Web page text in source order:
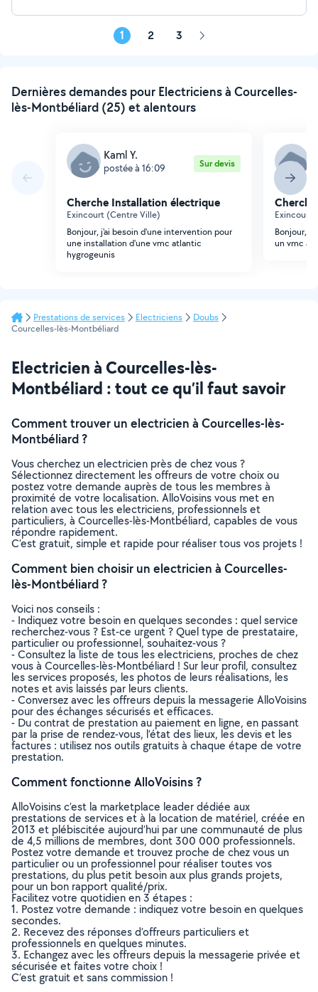
1 2 3 Page
Dernières demandes pour Electriciens à Courcelles-
lès-Montbéliard (25) et alentours
Kaml Y.
postée à 16:09 Sur devis
Cherche Installation électrique
Exincourt (Centre Ville)
Bonjour, j'ai besoin d'une intervention pour
une installation d'une vmc atlantic
hygrogeunis
Exincourt
Bonjour,
un vmc
Prestations de services Electriciens
Doubs
Courcelles-lès-Montbéliard
Electricien à Courcelles-lès-
Montbéliard : tout ce qu’il faut savoir
Comment trouver un electricien à Courcelles-lès-
Montbéliard ?
Vous cherchez un electricien près de chez vous ?
Sélectionnez directement les offreurs de votre choix ou
postez votre demande auprès de tous les membres à
proximité de votre localisation. AlloVoisins vous met en
relation avec tous les electriciens, professionnels et
particuliers, à Courcelles-lès-Montbéliard, capables de vous
répondre rapidement.
C’est gratuit, simple et rapide pour réaliser tous vos projets !
Comment bien choisir un electricien à Courcelles-
lès-Montbéliard ?
Voici nos conseils :
- Indiquez votre besoin en quelques secondes : quel service
recherchez-vous ? Est-ce urgent ? Quel type de prestataire,
particulier ou professionnel, souhaitez-vous ?
- Consultez la liste de tous les electriciens, proches de chez
vous à Courcelles-lès-Montbéliard ! Sur leur profil, consultez
les services proposés, les photos de leurs réalisations, les
notes et avis laissés par leurs clients.
- Conversez avec les offreurs depuis la messagerie AlloVoisins
pour des échanges sécurisés et efficaces.
- Du contrat de prestation au paiement en ligne, en passant
par la prise de rendez-vous, l’état des lieux, les devis et les
factures : utilisez nos outils gratuits à chaque étape de votre
prestation.
Comment fonctionne AlloVoisins ?
AlloVoisins c’est la marketplace leader dédiée aux
prestations de services et à la location de matériel, créée en
2013 et plébiscitée aujourd’hui par une communauté de plus
de 4,5 millions de membres, dont 300 000 professionnels.
Postez votre demande et trouvez proche de chez vous un
particulier ou un professionnel pour réaliser toutes vos
prestations, du plus petit besoin aux plus grands projets,
pour un bon rapport qualité/prix.
Facilitez votre quotidien en 3 étapes :
1. Postez votre demande : indiquez votre besoin en quelques
secondes.
2. Recevez des réponses d’offreurs particuliers et
professionnels en quelques minutes.
3. Echangez avec les offreurs depuis la messagerie privée et
sécurisée et faites votre choix !
C’est gratuit et sans commission !